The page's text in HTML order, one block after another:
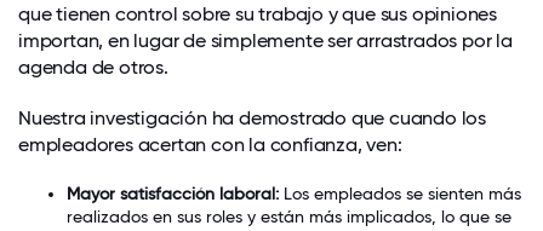
que tienen control sobre su trabajo y que sus opiniones
importan, en lugar de simplemente ser arrastrados por la
agenda de otros.
Nuestra investigación ha demostrado que cuando los
empleadores acertan con la confianza, ven:
Mayor satisfacción laboral: Los empleados se sienten más
realizados en sus roles y están más implicados, lo que se